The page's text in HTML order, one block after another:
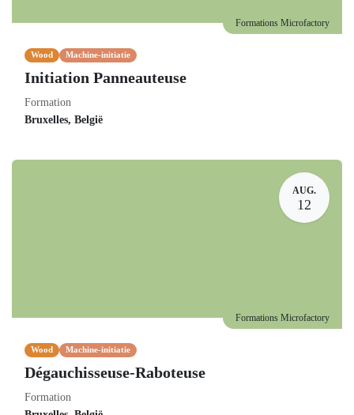
Wood Machine-initiatie
Initiation Panneauteuse
Formation
Formations Microfactory
Bruxelles, België
AUG.
12
Wood Machine-initiatie
Dégauchisseuse-Raboteuse
Formation
Formations Microfactory